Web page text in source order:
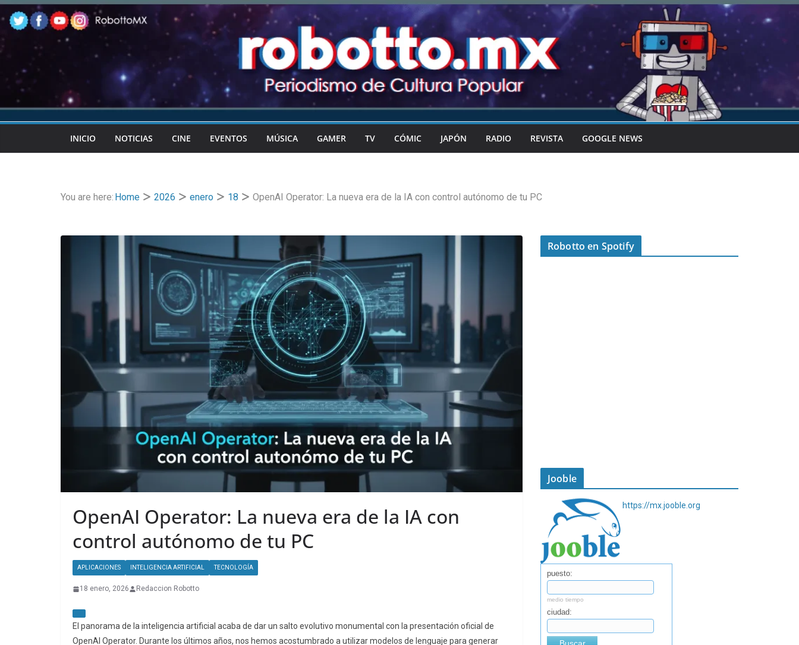
Skip
to
content
INICIO NOTICIAS CINE EVENTOS MÚSICA GAMER TV CÓMIC JAPÓN RADIO REVISTA GOOGLE NEWS
You are here: Home 2026 enero 18 OpenAI Operator: La nueva era de la IA con control autónomo de tu PC
OpenAI Operator: La nueva era de la IA con
control autónomo de tu PC
APLICACIONES INTELIGENCIA ARTIFICIAL TECNOLOGÍA
18 enero, 2026 Redaccion Robotto
El panorama de la inteligencia artificial acaba de dar un salto evolutivo monumental con la presentación oficial de
OpenAI Operator. Durante los últimos años, nos hemos acostumbrado a utilizar modelos de lenguaje para generar
Robotto en Spotify
Jooble
https://mx.jooble.org
puesto:
medio tiempo
ciudad: